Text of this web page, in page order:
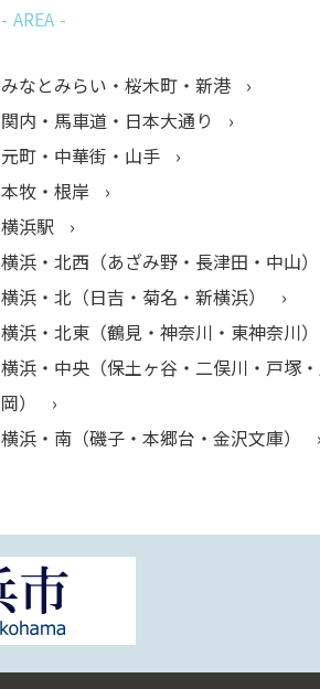
AREA
みなとみらい・桜木町・新港
関内・馬車道・日本大通り
元町・中華街・山手
本牧・根岸
横浜駅
横浜・北西（あざみ野・長津田・中山）
横浜・北（日吉・菊名・新横浜）
横浜・北東（鶴見・神奈川・東神奈川）
横浜・中央（保土ヶ谷・二俣川・戸塚
岡）
横浜・南（磯子・本郷台・金沢文庫）